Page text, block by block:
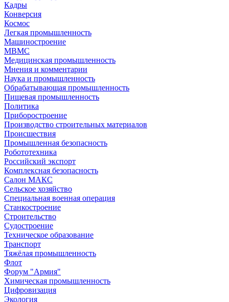
Кадры
Конверсия
Космос
Легкая промышленность
Машиностроение
МВМС
Медицинская промышленность
Мнения и комментарии
Наука и промышленность
Обрабатывающая промышленность
Пищевая промышленность
Политика
Приборостроение
Производство строительных материалов
Происшествия
Промышленная безопасность
Робототехника
Российский экспорт
Комплексная безопасность
Салон МАКС
Сельское хозяйство
Специальная военная операция
Станкостроение
Строительство
Судостроение
Техническое образование
Транспорт
Тяжёлая промышленность
Флот
Форум "Армия"
Химическая промышленность
Цифровизация
Экология